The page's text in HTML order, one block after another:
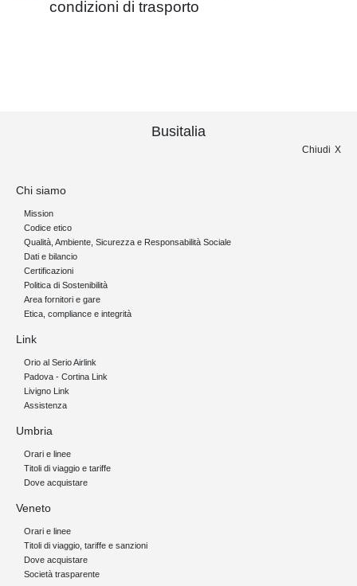
condizioni di trasporto
Busitalia
Chiudi
Chi siamo
Mission
Codice etico
Qualità, Ambiente, Sicurezza e Responsabilità Sociale
Dati e bilancio
Certificazioni
Politica di Sostenibilità
Area fornitori e gare
Etica, compliance e integrità
Link
Orio al Serio Airlink
Padova - Cortina Link
Livigno Link
Assistenza
Umbria
Orari e linee
Titoli di viaggio e tariffe
Dove acquistare
Veneto
Orari e linee
Titoli di viaggio, tariffe e sanzioni
Dove acquistare
Società trasparente